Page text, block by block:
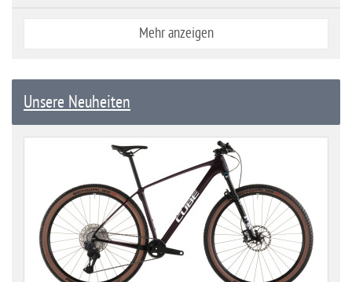
Mehr anzeigen
Unsere Neuheiten